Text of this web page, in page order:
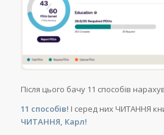
Після цього бачу 11 способів
11 способів! І серед них ЧИТАННЯ
ЧИТАННЯ, Карл!